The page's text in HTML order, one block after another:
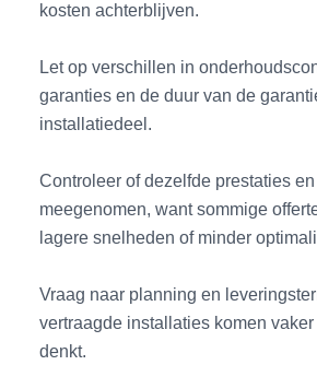
kosten achterblijven.
Let op verschillen in
garanties en de duur van de
installatiedeel.
Controleer of dezelfde prestaties
meegenomen, want sommige
lagere snelheden of minder
Vraag naar planning en
vertraagde installaties komen
denkt.